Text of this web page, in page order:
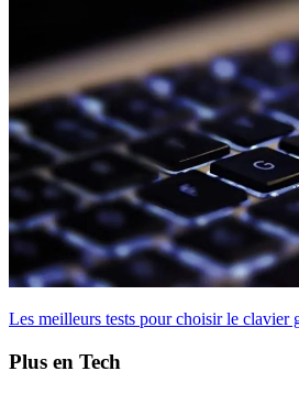
Les meilleurs tests pour choisir le clavier
Plus en Tech